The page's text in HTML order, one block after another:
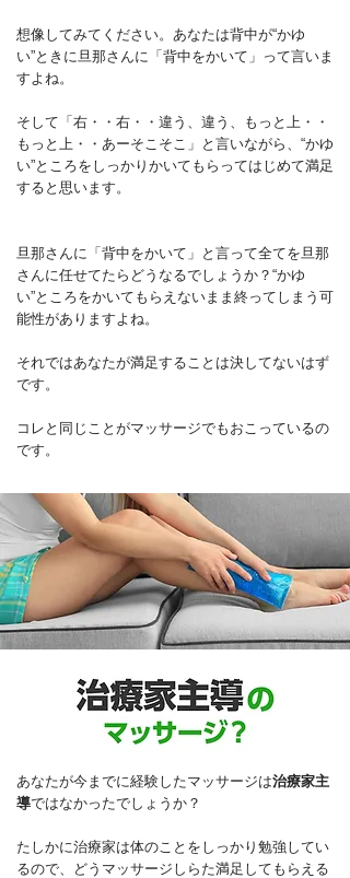
想像してみてください。あなたは背中が“かゆ
い”ときに旦那さんに「背中をかいて」って言いま
すよね。
そして「右・・右・・違う、違う、もっと上・・
もっと上・・あーそこそこ」と言いながら、“かゆ
い”ところをしっかりかいてもらってはじめて満足
すると思います。
旦那さんに「背中をかいて」と言って全てを旦那
さんに任せてたらどうなるでしょうか？“かゆ
い”ところをかいてもらえないまま終ってしまう可
能性がありますよね。
それではあなたが満足することは決してないはず
です。
コレと同じことがマッサージでもおこっているの
です。
あなたが今までに経験したマッサージは治療家主
導ではなかったでしょうか？
たしかに治療家は体のことをしっかり勉強してい
るので、どうマッサージしらた満足してもらえる